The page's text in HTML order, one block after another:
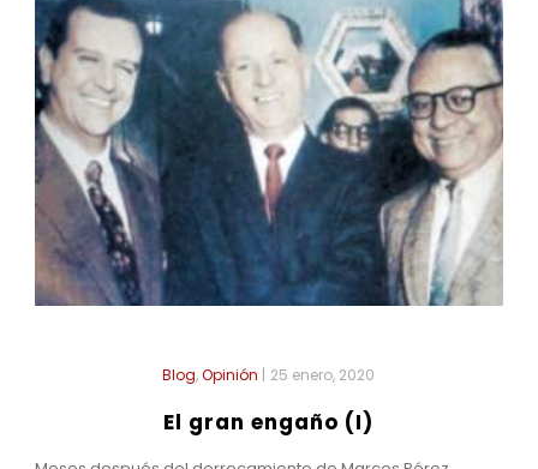
Blog,Opinión | 25 enero, 2020
El gran engaño (I)